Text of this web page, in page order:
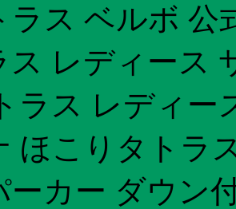
ラス ベルボ 公
ス レディース
ラス レディー
ほこりタトラ
ーカー ダウン